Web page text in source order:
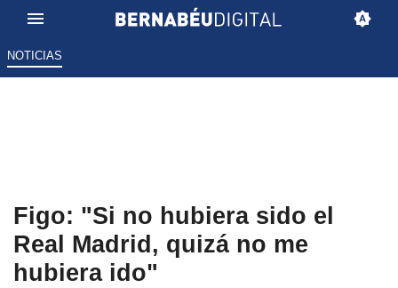
NOTICIAS
Figo: "Si no hubiera sido el
Real Madrid, quizá no me
hubiera ido"